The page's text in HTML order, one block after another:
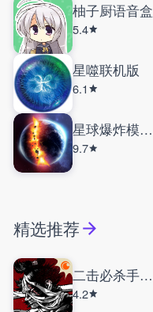
柚子厨语音盒
5.4
星噬联机版
6.1
星球爆炸模拟器内置菜单
9.7
精选推荐
二击必杀手机版
4.2